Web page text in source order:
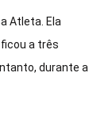
Atleta. Ela
a três
durante a